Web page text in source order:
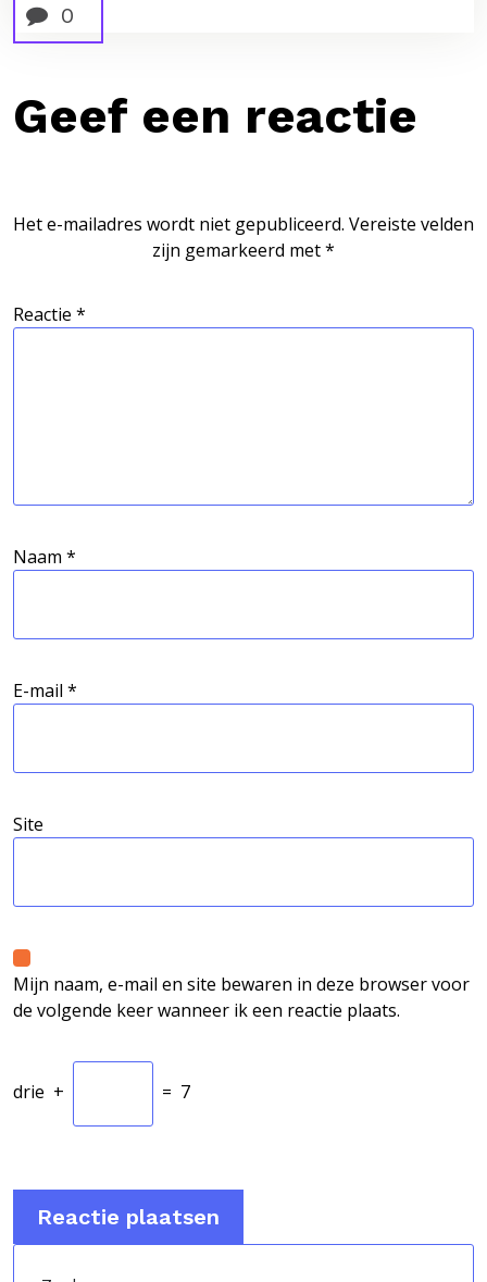
0
Geef een reactie
Het e-mailadres wordt niet gepubliceerd. Vereiste velden
zijn gemarkeerd met*
Reactie *
Naam *
E-mail *
Site
Mijn naam, e-mail en site bewaren in deze browser voor
de volgende keer wanneer ik een reactie plaats.
drie + = 7